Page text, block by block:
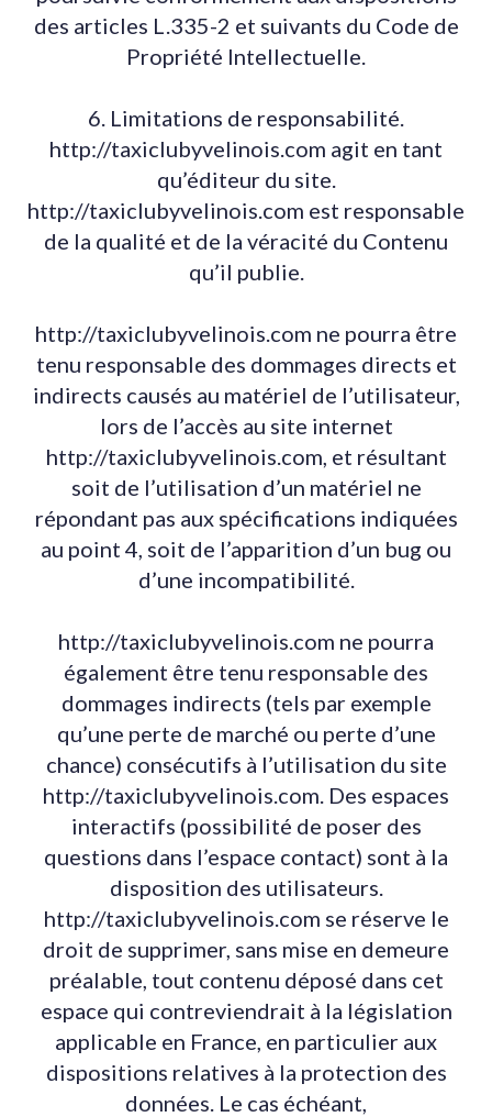
des articles L.335-2 et suivants du Code de
Propriété Intellectuelle.
6. Limitations de responsabilité.
http://taxiclubyvelinois.com agit en tant
qu’éditeur du site.
http://taxiclubyvelinois.com est responsable
de la qualité et de la véracité du Contenu
qu’il publie.
http://taxiclubyvelinois.com ne pourra être
tenu responsable des dommages directs et
indirects causés au matériel de l’utilisateur,
lors de l’accès au site internet
http://taxiclubyvelinois.com, et résultant
soit de l’utilisation d’un matériel ne
répondant pas aux spécifications indiquées
au point 4, soit de l’apparition d’un bug ou
d’une incompatibilité.
http://taxiclubyvelinois.com ne pourra
également être tenu responsable des
dommages indirects (tels par exemple
qu’une perte de marché ou perte d’une
chance) consécutifs à l’utilisation du site
http://taxiclubyvelinois.com. Des espaces
interactifs (possibilité de poser des
questions dans l’espace contact) sont à la
disposition des utilisateurs.
http://taxiclubyvelinois.com se réserve le
droit de supprimer, sans mise en demeure
préalable, tout contenu déposé dans cet
espace qui contreviendrait à la législation
applicable en France, en particulier aux
dispositions relatives à la protection des
données. Le cas échéant,